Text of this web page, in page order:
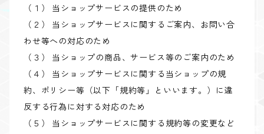
（１） 当ショップサービスの提供のため
（２） 当ショップサービスに関するご案内、お問い合
わせ等への対応のため
（３） 当ショップの商品、サービス等のご案内のため
（４） 当ショップサービスに関する当ショップの規
約、ポリシー等（以下「規約等」といいます。）に違
反する行為に対する対応のため
（５） 当ショップサービスに関する規約等の変更など